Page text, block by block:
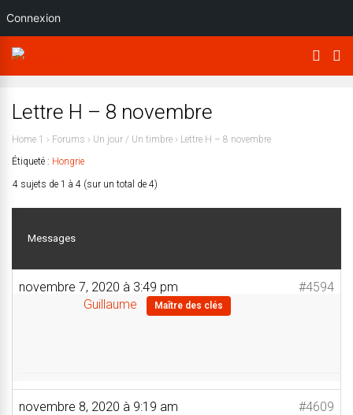
Lettre H – 8 novembre
Home 1 › Forums › Un jour / Un timbre › Lettre H – 8 novembre
Étiqueté : Hongrie
4 sujets de 1 à 4 (sur un total de 4)
Messages
novembre 7, 2020 à 3:49 pm
#4594
Guillaume
Maître des clés
novembre 8, 2020 à 9:19 am
#4609
Connexion